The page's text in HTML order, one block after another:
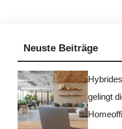
Neuste Beiträge
gelingt